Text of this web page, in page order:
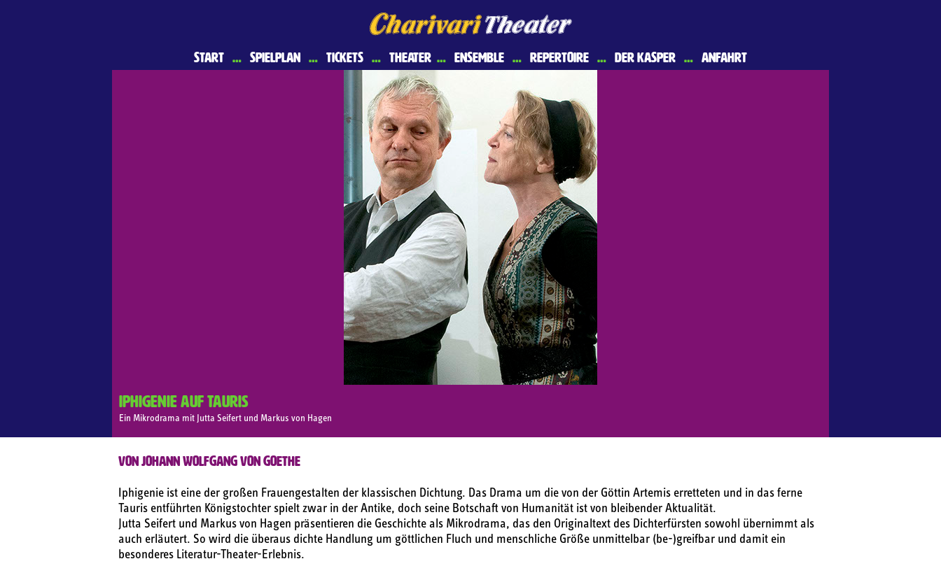
Start … Spielplan … Tickets … Theater … Ensemble … Repertoire … Der Kasper … Anfahrt
Iphigenie auf Tauris
Ein Mikrodrama mit Jutta Seifert und Markus von Hagen
von Johann Wolfgang von Goethe
Iphigenie ist eine der großen Frauengestalten der klassischen Dichtung. Das Drama um die von der Göttin Artemis erretteten und in das ferne
Tauris entführten Königstochter spielt zwar in der Antike, doch seine Botschaft von Humanität ist von bleibender Aktualität.
Jutta Seifert und Markus von Hagen präsentieren die Geschichte als Mikrodrama, das den Originaltext des Dichterfürsten sowohl übernimmt als
auch erläutert. So wird die überaus dichte Handlung um göttlichen Fluch und menschliche Größe unmittelbar (be-)greifbar und damit ein
besonderes Literatur-Theater-Erlebnis.